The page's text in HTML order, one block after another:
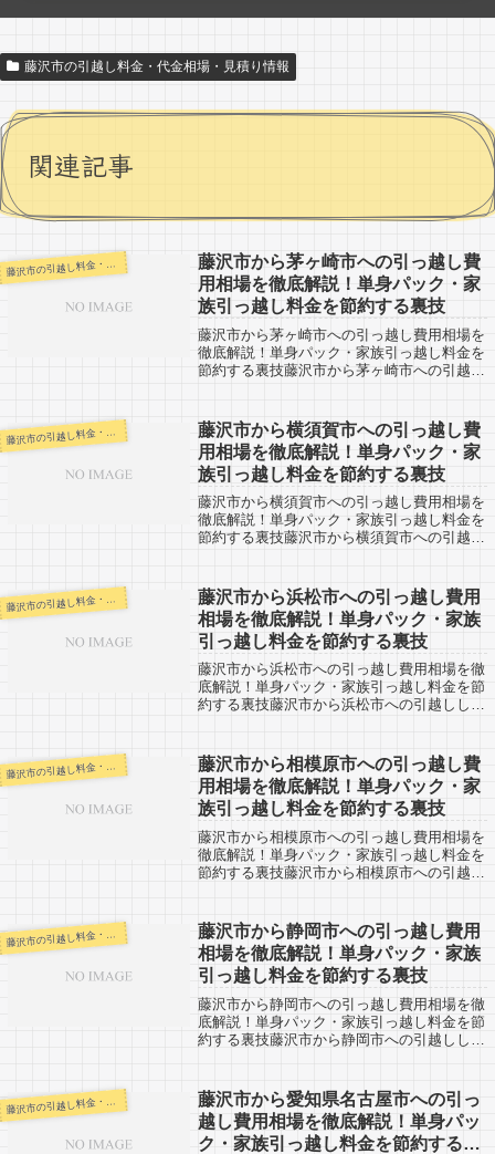
藤沢市の引越し料金・代金相場・見積り情報
関連記事
藤 沢市の引越し料金・代金相場・見積り情報
藤沢市から茅ヶ崎市への引っ越し費
用相場を徹底解説！単身パック・家
族引っ越し料金を節約する裏技
藤沢市から茅ヶ崎市への引っ越し費用相場を
徹底解説！単身パック・家族引っ越し料金を
節約する裏技藤沢市から茅ヶ崎市への引越し
茅ヶ崎市まではすぐなので、引越し代金も
格...
藤
藤沢市から横須賀市への引っ越し費
用相場を徹底解説！単身パック・家
族引っ越し料金を節約する裏技
藤沢市から横須賀市への引っ越し費用相場を
徹底解説！単身パック・家族引っ越し料金を
節約する裏技藤沢市から横須賀市への引越し
横須賀市までなので約26km。近距離の引...
藤
藤沢市から浜松市への引っ越し費用
相場を徹底解説！単身パック・家族
引っ越し料金を節約する裏技
藤沢市から浜松市への引っ越し費用相場を徹
底解説！単身パック・家族引っ越し料金を節
約する裏技藤沢市から浜松市への引越しした
思います。藤沢市から浜松市までは約200...
藤 沢市の引越し料金・代金相場・見積り情報
藤沢市から相模原市への引っ越し費
用相場を徹底解説！単身パック・家
族引っ越し料金を節約する裏技
藤沢市から相模原市への引っ越し費用相場を
徹底解説！単身パック・家族引っ越し料金を
節約する裏技藤沢市から相模原市への引越し
なると思います。藤沢市から相模原市まで
は...
藤
藤沢市から静岡市への引っ越し費用
相場を徹底解説！単身パック・家族
引っ越し料金を節約する裏技
藤沢市から静岡市への引っ越し費用相場を徹
底解説！単身パック・家族引っ越し料金を節
約する裏技藤沢市から静岡市への引越しした
思います。藤沢市から静岡市までは約140...
藤
藤沢市から愛知県名古屋市への引っ
越し費用相場を徹底解説！単身パッ
ク・家族引っ越し料金を節約する裏